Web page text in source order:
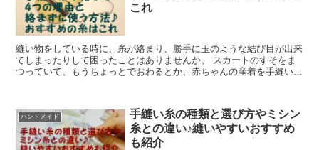
これ
縫い物をしている時に、糸が絡まり、勝手に玉のような結び目が出来
てしまったりして困ったことはありませんか。 スカートのすそをま
つっていて、もうちょっとでおわるとか、赤ちゃんの産着を手縫いし
ハンドメイド
手縫い糸の種類と選び方やミシン
糸との違い♪縫いやすいおすすめ
も紹介